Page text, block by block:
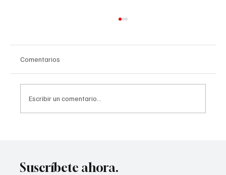
Comentarios
Escribir un comentario...
Suscríbete ahora.